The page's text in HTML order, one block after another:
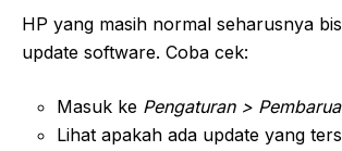
HP yang masih normal seharusnya
update software. Coba cek:
Masuk ke Pengaturan >
Lihat apakah ada update yang